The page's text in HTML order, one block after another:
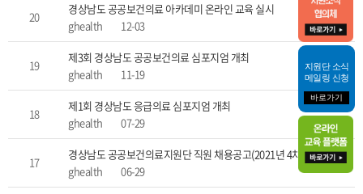
20
경상남도 공공보건의료 아카데미 온라인 교육 실시
ghealth
12-03
19
제3회 경상남도 공공보건의료 심포지엄 개최
ghealth
11-19
18
제1회 경상남도 응급의료 심포지엄 개최
ghealth
07-29
17
경상남도 공공보건의료지원단 직원 채용공고(2021년 4차)[마감]
ghealth
06-29
지원단 소식
메일링 신청
바로가기